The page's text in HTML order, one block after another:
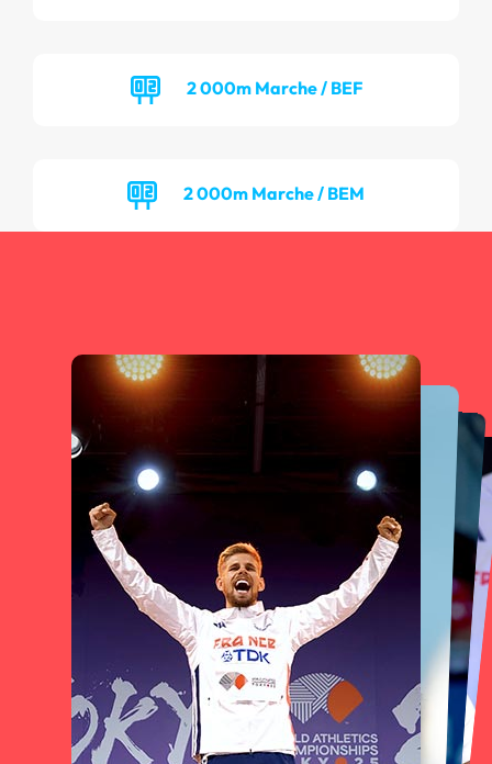
2 000m Marche / BEF
2 000m Marche / BEM